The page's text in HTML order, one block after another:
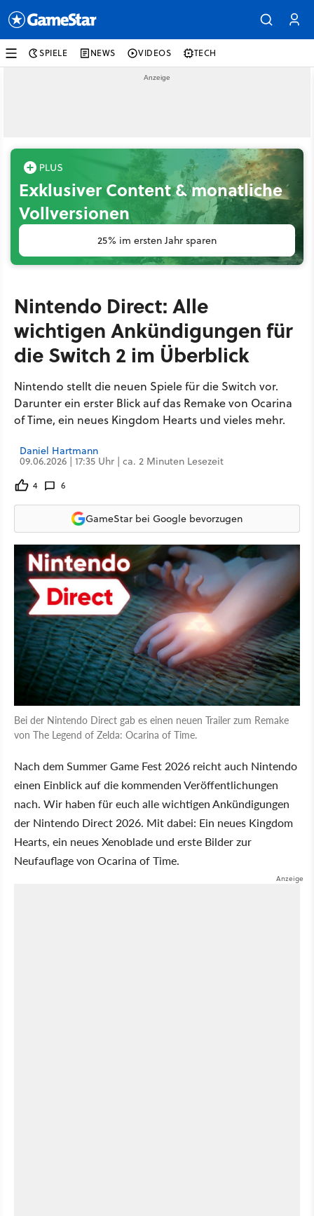
SPIELE NEWS VIDEOS TECH
Exklusiver Content & monatliche
Vollversionen
25% im ersten Jahr sparen
Nintendo Direct: Alle
wichtigen Ankündigungen für
die Switch 2 im Überblick
Nintendo stellt die neuen Spiele für die Switch vor.
Darunter ein erster Blick auf das Remake von Ocarina
of Time, ein neues Kingdom Hearts und vieles mehr.
Daniel Hartmann
09.06.2026 | 17:35 Uhr | ca. 2 Minuten Lesezeit
4 6
GameStar bei Google bevorzugen
Bei der Nintendo Direct gab es einen neuen Trailer zum Remake
von The Legend of Zelda: Ocarina of Time.
Nach dem Summer Game Fest 2026 reicht auch Nintendo
einen Einblick auf die kommenden Veröffentlichungen
nach. Wir haben für euch alle wichtigen Ankündigungen
der Nintendo Direct 2026. Mit dabei: Ein neues Kingdom
Hearts, ein neues Xenoblade und erste Bilder zur
Neufauflage von Ocarina of Time.